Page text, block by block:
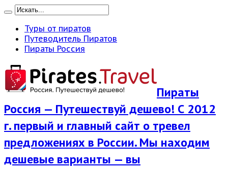
Туры от пиратов
Путеводитель Пиратов
Пираты Россия
Пираты
Россия — Путешествуй дешево! С 2012
г. первый и главный сайт о тревел
предложениях в России. Мы находим
дешевые варианты — вы